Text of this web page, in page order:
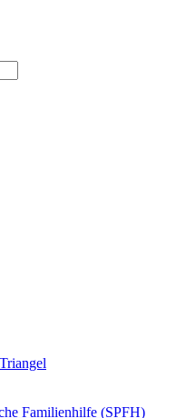
Familienhilfe (SPFH)